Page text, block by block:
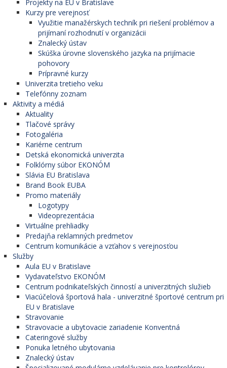
Projekty na EU v Bratislave
Kurzy pre verejnosť
Využitie manažérskych techník pri riešení problémov a
prijímaní rozhodnutí v organizácii
Znalecký ústav
Skúška úrovne slovenského jazyka na prijímacie
pohovory
Prípravné kurzy
Univerzita tretieho veku
Telefónny zoznam
Aktivity a médiá
Aktuality
Tlačové správy
Fotogaléria
Kariérne centrum
Detská ekonomická univerzita
Folklórny súbor EKONÓM
Slávia EU Bratislava
Brand Book EUBA
Promo materiály
Logotypy
Videoprezentácia
Virtuálne prehliadky
Predajňa reklamných predmetov
Centrum komunikácie a vzťahov s verejnosťou
Služby
Aula EU v Bratislave
Vydavateľstvo EKONÓM
Centrum podnikateľských činností a univerzitných služieb
Viacúčelová športová hala - univerzitné športové centrum pri
EU v Bratislave
Stravovanie
Stravovacie a ubytovacie zariadenie Konventná
Cateringové služby
Ponuka letného ubytovania
Znalecký ústav